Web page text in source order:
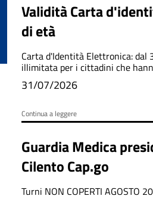
Validità Carta
di età
Carta d'Identità Elettronica:
illimitata per i cittadini che
31/07/2026
Continua a leggere
Guardia Medica
Cilento Cap.go
Turni NON COPERTI